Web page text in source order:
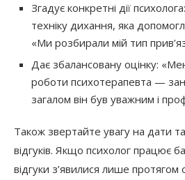
Згадує конкретні дії
техніку дихання, яка
«Ми розбирали мій тип
Дає збалансовану оцінку:
роботи психотерапевта —
загалом він був уважним і
Також звертайте увагу на дати
відгуків. Якщо психолог працює
відгуки з’явилися лише протягом